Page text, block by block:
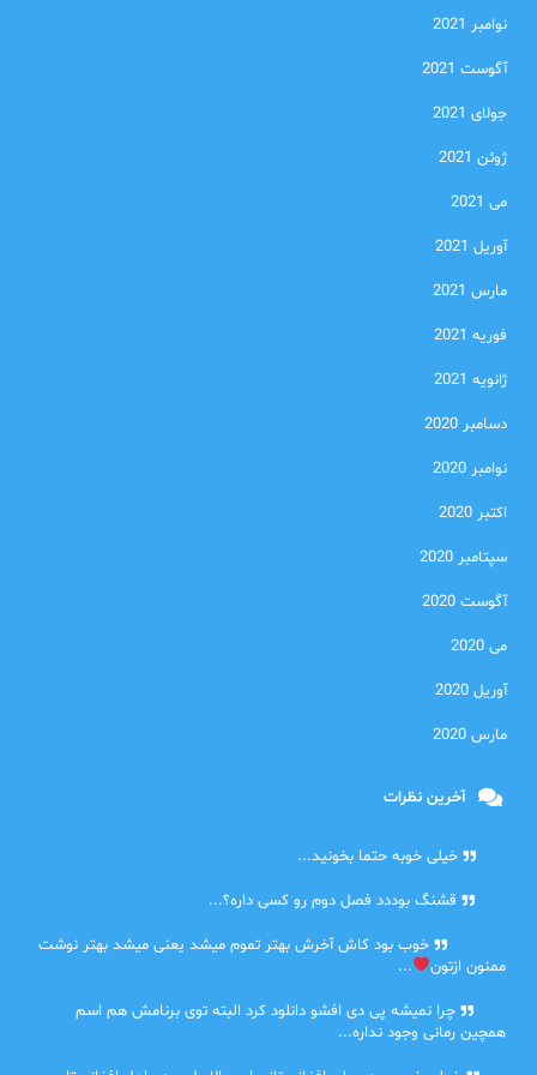
نوامبر 2021
آگوست 2021
جولای 2021
ژوئن 2021
می 2021
آوریل 2021
مارس 2021
فوریه 2021
ژانویه 2021
دسامبر 2020
نوامبر 2020
اکتبر 2020
سپتامبر 2020
آگوست 2020
می 2020
آوریل 2020
مارس 2020
آخرین نظرات
خیلی خوبه حتما بخونید...
قشنگ بوددد فصل دوم رو کسی داره؟...
خوب بود کاش آخرش بهتر تموم میشد یعنی میشد بهتر نوشت
ممنون ازتون
...
چرا نمیشه پی دی افشو دانلود کرد البته توی برنامش هم اسم
همچین رمانی وجود نداره...